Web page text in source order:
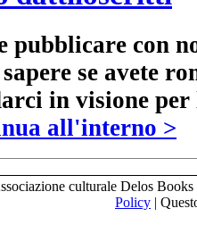
pubblicare con
se avete
in visione
all'interno >
culturale Delos
Policy |